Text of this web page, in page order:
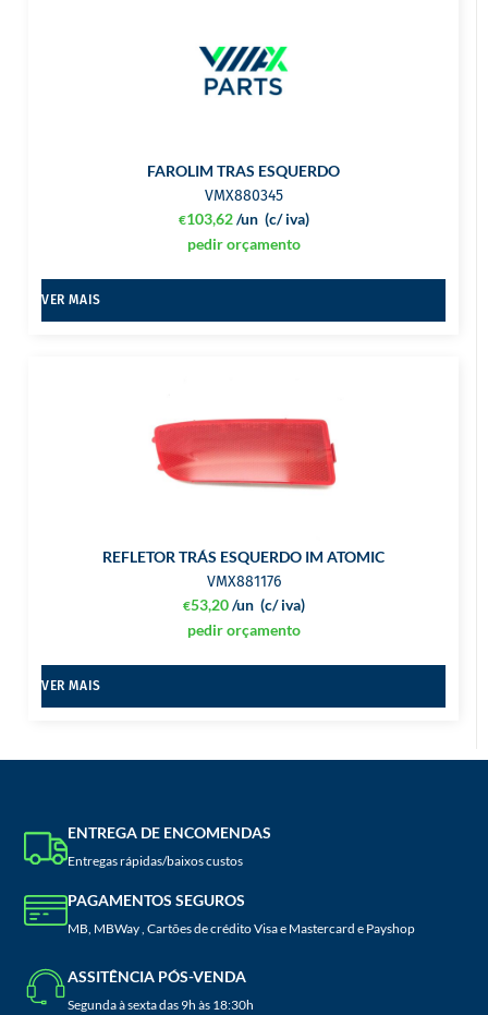
FAROLIM TRAS ESQUERDO
VMX880345
€103,62 (c/ iva)
/un
pedir orçamento
VER MAIS
REFLETOR TRÁS ESQUERDO IM ATOMIC
VMX881176
€53,20 (c/ iva)
/un
pedir orçamento
VER MAIS
ENTREGA DE ENCOMENDAS
Entregas rápidas/baixos custos
PAGAMENTOS SEGUROS
MB, MBWay , Cartões de crédito Visa e Mastercard e Payshop
ASSITÊNCIA PÓS-VENDA
Segunda à sexta das 9h às 18:30h